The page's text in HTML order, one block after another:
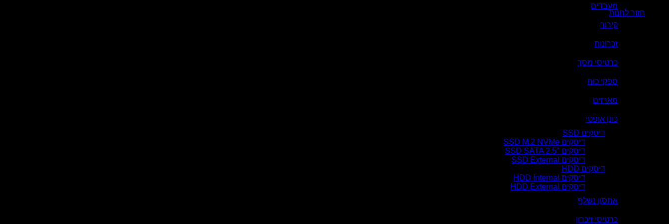
חזור לחנות
מעבדים
קירור
זכרונות
כרטיסי מסך
ספקי כוח
מארזים
כונן אופטי
דיסקים SSD
דיסקים SSD M.2 NVMe
דיסקים SSD SATA 2.5″
דיסקים SSD External
דיסקים HDD
דיסקים HDD Internal
דיסקים HDD External
אחסון נשלף
כרטיסי זיכרון